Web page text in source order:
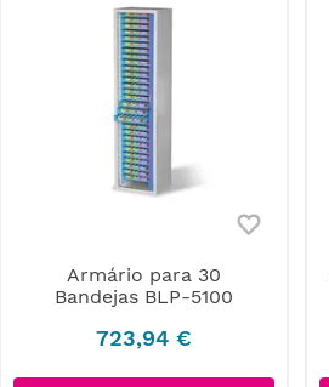
Armário para 30
Bandejas BLP-5100
723,94 €